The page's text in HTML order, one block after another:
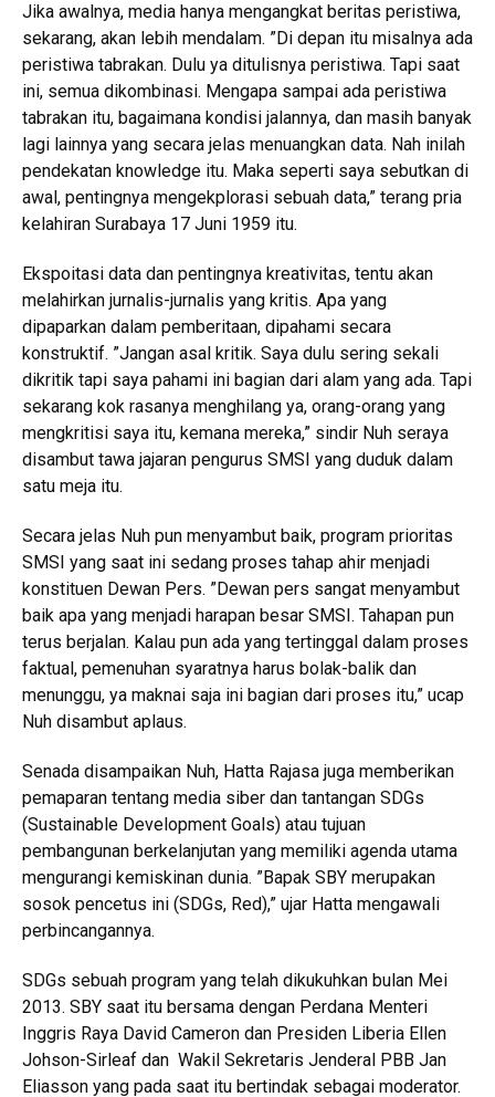
Jika awalnya, media hanya mengangkat beritas peristiwa,
sekarang, akan lebih mendalam. ”Di depan itu misalnya ada
peristiwa tabrakan. Dulu ya ditulisnya peristiwa. Tapi saat
ini, semua dikombinasi. Mengapa sampai ada peristiwa
tabrakan itu, bagaimana kondisi jalannya, dan masih banyak
lagi lainnya yang secara jelas menuangkan data. Nah inilah
pendekatan knowledge itu. Maka seperti saya sebutkan di
awal, pentingnya mengekplorasi sebuah data,” terang pria
kelahiran Surabaya 17 Juni 1959 itu.
Ekspoitasi data dan pentingnya kreativitas, tentu akan
melahirkan jurnalis-jurnalis yang kritis. Apa yang
dipaparkan dalam pemberitaan, dipahami secara
konstruktif. ”Jangan asal kritik. Saya dulu sering sekali
dikritik tapi saya pahami ini bagian dari alam yang ada. Tapi
sekarang kok rasanya menghilang ya, orang-orang yang
mengkritisi saya itu, kemana mereka,” sindir Nuh seraya
disambut tawa jajaran pengurus SMSI yang duduk dalam
satu meja itu.
Secara jelas Nuh pun menyambut baik, program prioritas
SMSI yang saat ini sedang proses tahap ahir menjadi
konstituen Dewan Pers. ”Dewan pers sangat menyambut
baik apa yang menjadi harapan besar SMSI. Tahapan pun
terus berjalan. Kalau pun ada yang tertinggal dalam proses
faktual, pemenuhan syaratnya harus bolak-balik dan
menunggu, ya maknai saja ini bagian dari proses itu,” ucap
Nuh disambut aplaus.
Senada disampaikan Nuh, Hatta Rajasa juga memberikan
pemaparan tentang media siber dan tantangan SDGs
(Sustainable Development Goals) atau tujuan
pembangunan berkelanjutan yang memiliki agenda utama
mengurangi kemiskinan dunia. ”Bapak SBY merupakan
sosok pencetus ini (SDGs, Red),” ujar Hatta mengawali
perbincangannya.
SDGs sebuah program yang telah dikukuhkan bulan Mei
2013. SBY saat itu bersama dengan Perdana Menteri
Inggris Raya David Cameron dan Presiden Liberia Ellen
Johson-Sirleaf dan Wakil Sekretaris Jenderal PBB Jan
Eliasson yang pada saat itu bertindak sebagai moderator.